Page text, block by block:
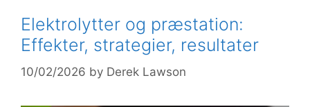
Elektrolytter og præstation:
Effekter, strategier, resultater
10/02/2026 by Derek Lawson